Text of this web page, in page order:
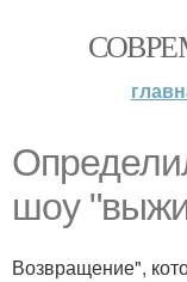
шоу
Возвращение",